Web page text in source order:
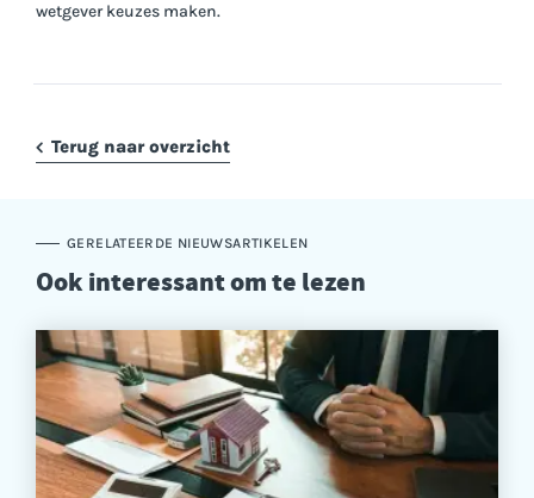
wetgever keuzes maken.
Terug naar overzicht
GERELATEERDE NIEUWSARTIKELEN
Ook interessant om te lezen